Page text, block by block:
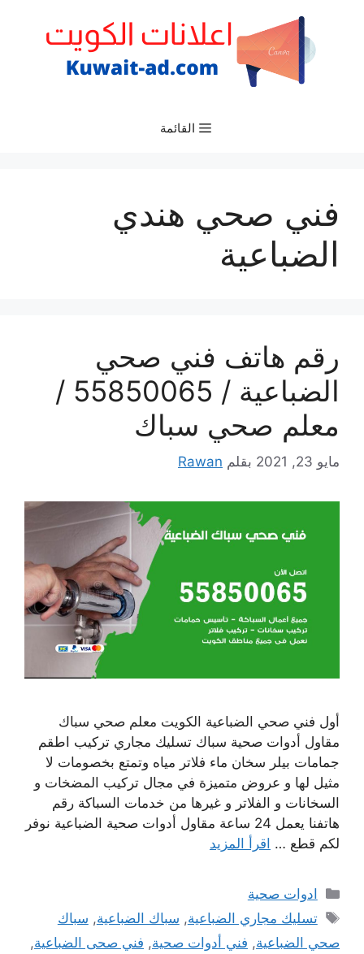
القائمة
فني صحي هندي
الضباعية
رقم هاتف فني صحي
الضباعية / 55850065 /
معلم صحي سباك
مايو 23, 2021 بقلم Rawan
أول فني صحي الضباعية الكويت معلم صحي سباك
مقاول أدوات صحية سباك تسليك مجاري تركيب اطقم
جمامات بيلر سخان ماء فلاتر مياه وتمتع بخصومات لا
مثيل لها و عروض متميزة في مجال تركيب المضخات و
السخانات و الفلاتر و غيرها من خدمات السباكة رقم
هاتفنا يعمل 24 ساعة مقاول أدوات صحية الضباعية نوفر
لكم قطع … اقرأ المزيد
التصنيفات
ادوات صحية
الوسوم
تسليك مجاري الضباعية, سباك الضباعية, سباك
صحي الضباعية, فني أدوات صحية, فني صحى الضباعية,